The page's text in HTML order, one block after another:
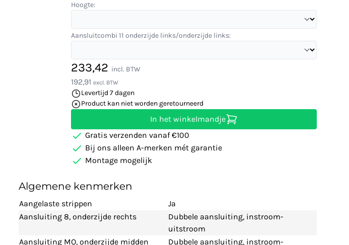
Hoogte:
Aansluitcombi 11 onderzijde links/onderzijde links:
233,42 incl. BTW
192,91 excl. BTW
Levertijd 7 dagen
Product kan niet worden geretourneerd
In het winkelmandje
Gratis verzenden vanaf €100
Bij ons alleen A-merken mét garantie
Montage mogelijk
Algemene kenmerken
Aangelaste strippen
Ja
Aansluiting 8, onderzijde rechts
Dubbele aansluiting, instroom-
uitstroom
Aansluiting MO, onderzijde midden
Dubbele aansluiting, instroom-